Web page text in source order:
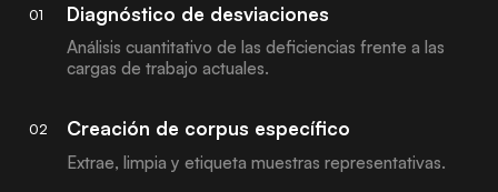
01 Diagnóstico de desviaciones
Análisis cuantitativo de las deficiencias frente a las
cargas de trabajo actuales.
02 Creación de corpus específico
Extrae, limpia y etiqueta muestras representativas.